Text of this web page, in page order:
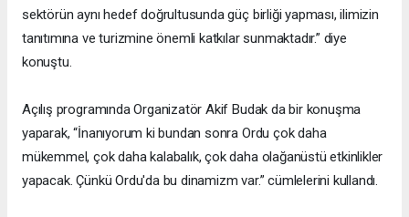
sektörün aynı hedef doğrultusunda güç birliği yapması, ilimizin
tanıtımına ve turizmine önemli katkılar sunmaktadır.” diye
konuştu.
Açılış programında Organizatör Akif Budak da bir konuşma
yaparak, “İnanıyorum ki bundan sonra Ordu çok daha
mükemmel, çok daha kalabalık, çok daha olağanüstü etkinlikler
yapacak. Çünkü Ordu'da bu dinamizm var.” cümlelerini kullandı.